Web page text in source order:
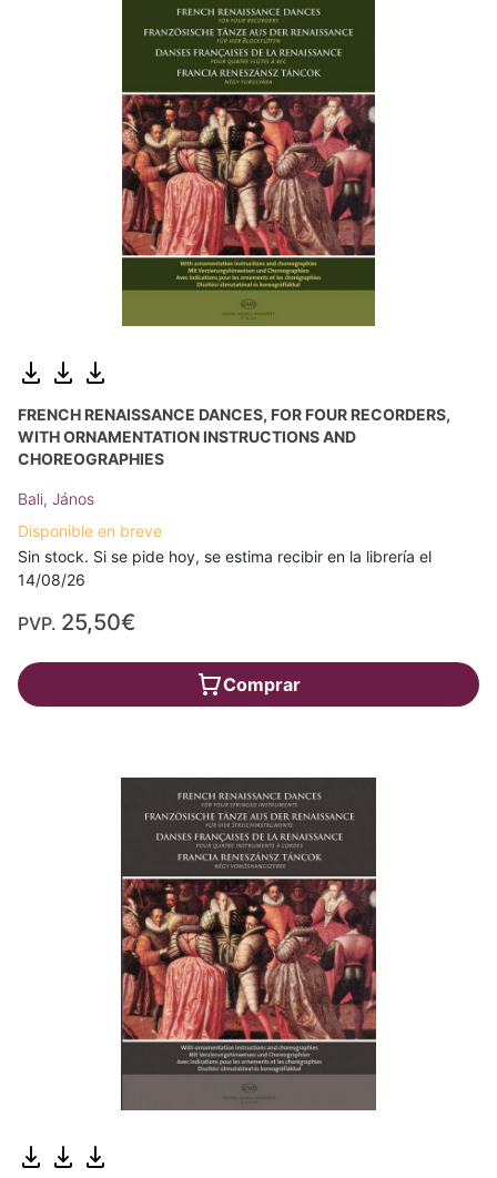
FRENCH RENAISSANCE DANCES, FOR FOUR RECORDERS,
WITH ORNAMENTATION INSTRUCTIONS AND
CHOREOGRAPHIES
Bali, János
Disponible en breve
Sin stock. Si se pide hoy, se estima recibir en la librería el
14/08/26
PVP. 25,50€
Comprar